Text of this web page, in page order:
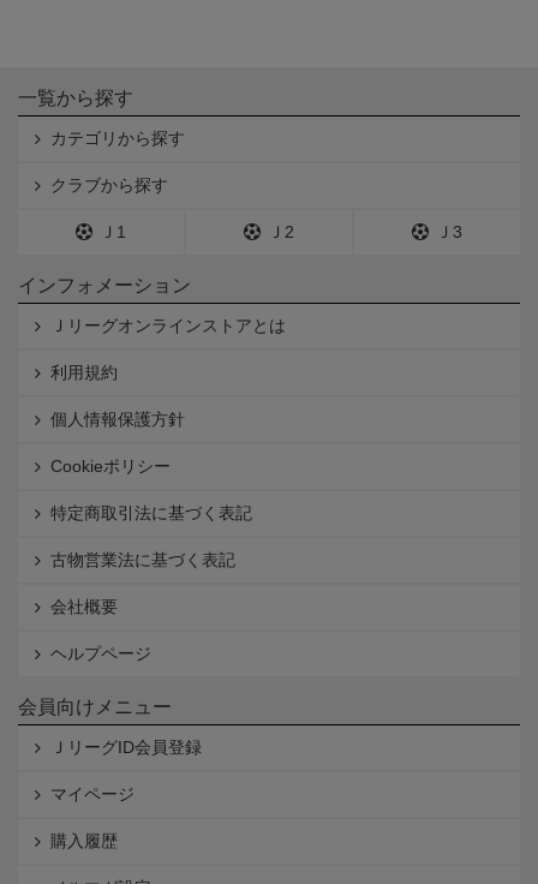
一覧から探す
カテゴリから探す
クラブから探す
Ｊ1 Ｊ2 Ｊ3
インフォメーション
Ｊリーグオンラインストアとは
利用規約
個人情報保護方針
Cookieポリシー
特定商取引法に基づく表記
古物営業法に基づく表記
会社概要
ヘルプページ
会員向けメニュー
ＪリーグID会員登録
マイページ
購入履歴